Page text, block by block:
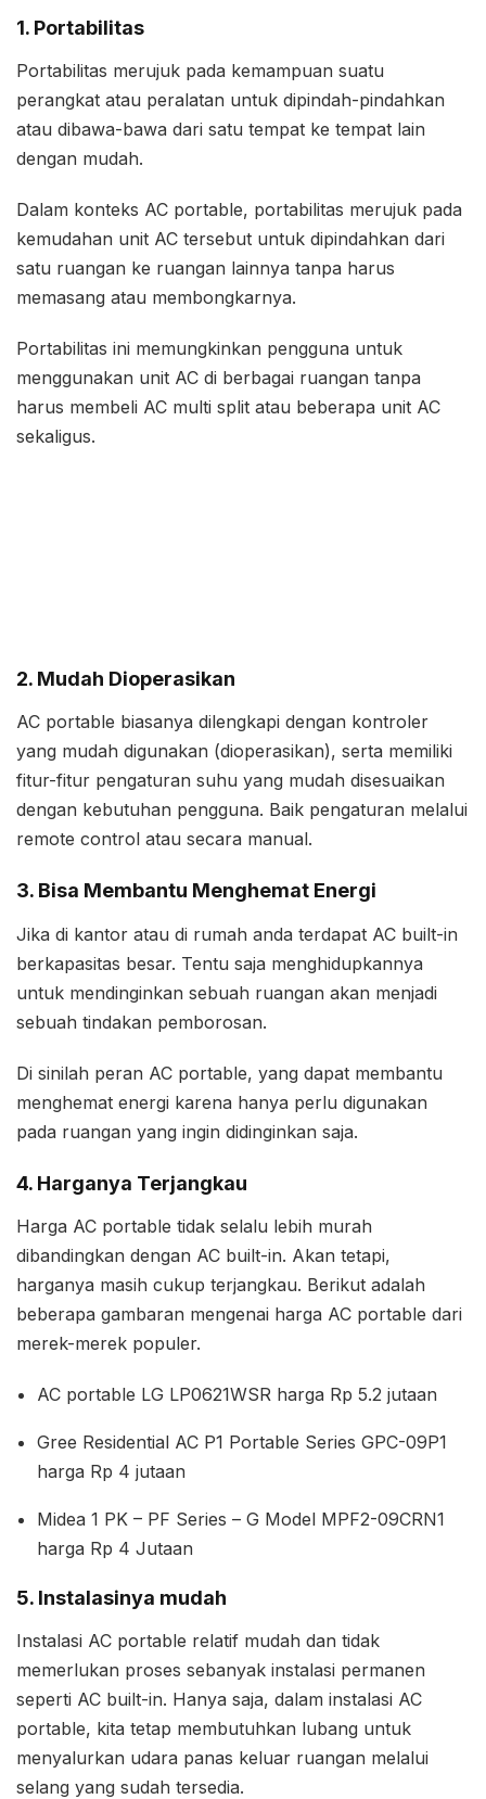
1. Portabilitas
Portabilitas merujuk pada kemampuan suatu
perangkat atau peralatan untuk dipindah-pindahkan
atau dibawa-bawa dari satu tempat ke tempat lain
dengan mudah.
Dalam konteks AC portable, portabilitas merujuk pada
kemudahan unit AC tersebut untuk dipindahkan dari
satu ruangan ke ruangan lainnya tanpa harus
memasang atau membongkarnya.
Portabilitas ini memungkinkan pengguna untuk
menggunakan unit AC di berbagai ruangan tanpa
harus membeli AC multi split atau beberapa unit AC
sekaligus.
2. Mudah Dioperasikan
AC portable biasanya dilengkapi dengan kontroler
yang mudah digunakan (dioperasikan), serta memiliki
fitur-fitur pengaturan suhu yang mudah disesuaikan
dengan kebutuhan pengguna. Baik pengaturan melalui
remote control atau secara manual.
3. Bisa Membantu Menghemat Energi
Jika di kantor atau di rumah anda terdapat AC built-in
berkapasitas besar. Tentu saja menghidupkannya
untuk mendinginkan sebuah ruangan akan menjadi
sebuah tindakan pemborosan.
Di sinilah peran AC portable, yang dapat membantu
menghemat energi karena hanya perlu digunakan
pada ruangan yang ingin didinginkan saja.
4. Harganya Terjangkau
Harga AC portable tidak selalu lebih murah
dibandingkan dengan AC built-in. Akan tetapi,
harganya masih cukup terjangkau. Berikut adalah
beberapa gambaran mengenai harga AC portable dari
merek-merek populer.
AC portable LG LP0621WSR harga Rp 5.2 jutaan
Gree Residential AC P1 Portable Series GPC-09P1
harga Rp 4 jutaan
Midea 1 PK – PF Series – G Model MPF2-09CRN1
harga Rp 4 Jutaan
5. Instalasinya mudah
Instalasi AC portable relatif mudah dan tidak
memerlukan proses sebanyak instalasi permanen
seperti AC built-in. Hanya saja, dalam instalasi AC
portable, kita tetap membutuhkan lubang untuk
menyalurkan udara panas keluar ruangan melalui
selang yang sudah tersedia.